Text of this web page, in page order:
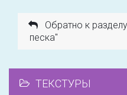
Обратно к
песка"
ТЕКСТУРЫ